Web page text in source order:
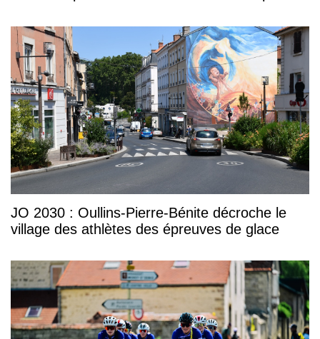
JO 2030 : Oullins-Pierre-Bénite décroche le
village des athlètes des épreuves de glace